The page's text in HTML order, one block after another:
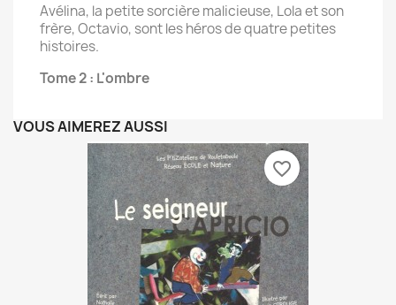
Avélina, la petite sorcière malicieuse, Lola et son
frère, Octavio, sont les héros de quatre petites
histoires.
Tome 2 : L'ombre
VOUS AIMEREZ AUSSI
favorite_border